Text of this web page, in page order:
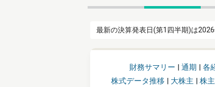
最新の決算発表日(第1四半期)は
財務サマリー | 通期 | 各
株式データ推移 | 大株主 | 株